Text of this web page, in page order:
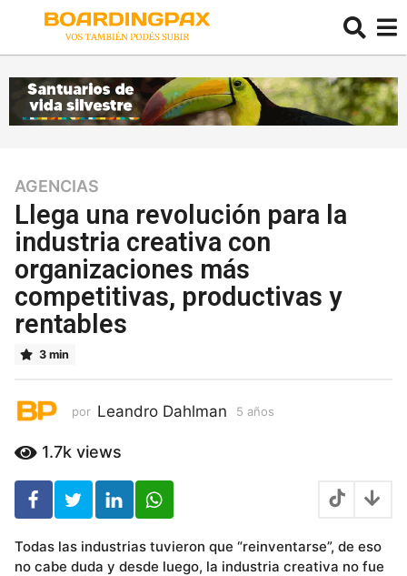
5
a
ñ
o
s
5
a
ñ
AGENCIAS
Llega una revolución para la
industria creativa con
organizaciones más
competitivas, productivas y
rentables
3 min
por Leandro Dahlman 5 años
1.7k views
Todas las industrias tuvieron que “reinventarse”, de eso
no cabe duda y desde luego, la industria creativa no fue